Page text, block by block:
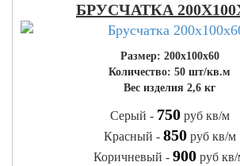
БРУСЧАТКА
Размер: 200х100х60
Количество: 50 шт/кв.м
Вес изделия 2,6 кг
Серый - 750руб кв/м
Красный - 850руб кв/м
Коричневый - 900 руб